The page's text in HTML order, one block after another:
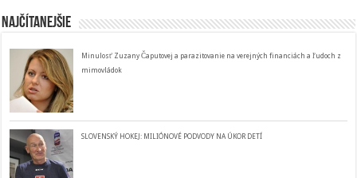
Najčítanejšie
Minulosť Zuzany Čaputovej a parazitovanie na verejných financiách a ľudoch z
mimovládok
SLOVENSKÝ HOKEJ: MILIÓNOVÉ PODVODY NA ÚKOR DETÍ